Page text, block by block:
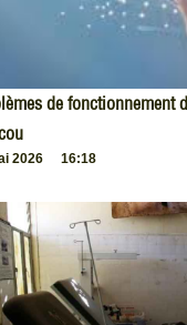
de fonctionnement
2026 16:18